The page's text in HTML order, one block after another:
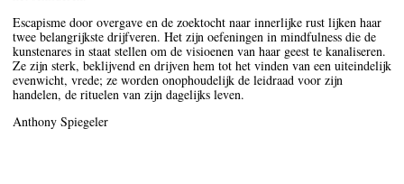
Escapisme door overgave en de zoektocht naar innerlijke rust lijken haar
twee belangrijkste drijfveren. Het zijn oefeningen in mindfulness die de
kunstenares in staat stellen om de visioenen van haar geest te kanaliseren.
Ze zijn sterk, beklijvend en drijven hem tot het vinden van een uiteindelijk
evenwicht, vrede; ze worden onophoudelijk de leidraad voor zijn
handelen, de rituelen van zijn dagelijks leven.
Anthony Spiegeler